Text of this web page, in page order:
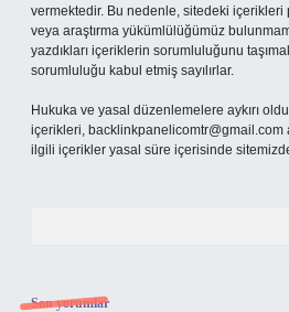
vermektedir. Bu nedenle, sitedeki içerikleri
veya araştırma yükümlülüğümüz
yazdıkları içeriklerin sorumluluğunu
sorumluluğu kabul etmiş sayılırlar.
Hukuka ve yasal düzenlemelere aykırı
içerikleri, backlinkpanelicomtr@gmail.com
ilgili içerikler yasal süre içerisinde
Son yorumlar